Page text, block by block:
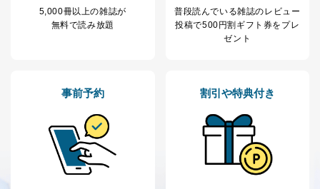
5,000冊以上の雑誌が
無料で読み放題
普段読んでいる雑誌のレビュー
投稿で500円割ギフト券をプレ
ゼント
事前予約 割引や特典付き